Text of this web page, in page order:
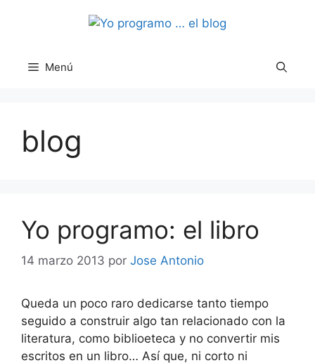
Menú
blog
Yo programo: el libro
14 marzo 2013 por Jose Antonio
Queda un poco raro dedicarse tanto tiempo
seguido a construir algo tan relacionado con la
literatura, como biblioeteca y no convertir mis
escritos en un libro… Así que, ni corto ni